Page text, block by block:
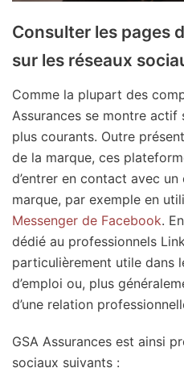
Consulter les pages
sur les réseaux
Comme la plupart des
Assurances se montre actif
plus courants. Outre
de la marque, ces
d’entrer en contact avec
marque, par exemple en
Messenger de Facebook.
dédié au professionnels
particulièrement utile dans
d’emploi ou, plus
d’une relation
GSA Assurances est ainsi
sociaux suivants :